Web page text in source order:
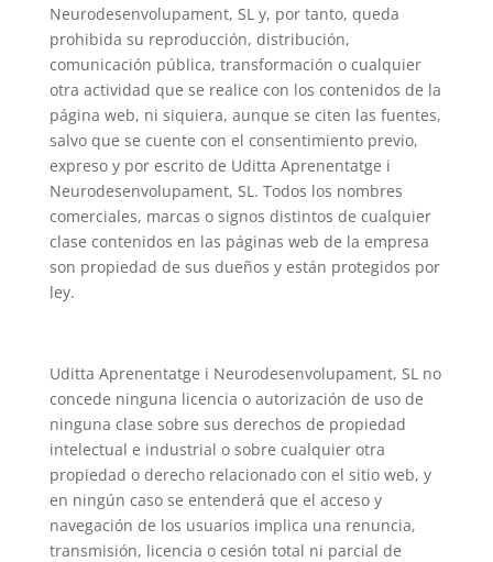
Neurodesenvolupament, SL y, por tanto, queda
prohibida su reproducción, distribución,
comunicación pública, transformación o cualquier
otra actividad que se realice con los contenidos de la
página web, ni siquiera, aunque se citen las fuentes,
salvo que se cuente con el consentimiento previo,
expreso y por escrito de Uditta Aprenentatge i
Neurodesenvolupament, SL. Todos los nombres
comerciales, marcas o signos distintos de cualquier
clase contenidos en las páginas web de la empresa
son propiedad de sus dueños y están protegidos por
ley.
Uditta Aprenentatge i Neurodesenvolupament, SL no
concede ninguna licencia o autorización de uso de
ninguna clase sobre sus derechos de propiedad
intelectual e industrial o sobre cualquier otra
propiedad o derecho relacionado con el sitio web, y
en ningún caso se entenderá que el acceso y
navegación de los usuarios implica una renuncia,
transmisión, licencia o cesión total ni parcial de